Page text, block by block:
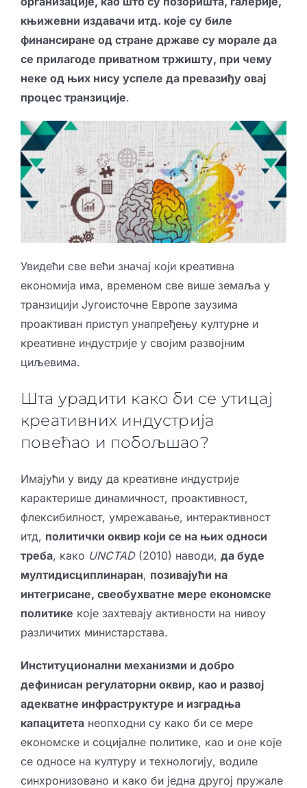
књижевни издавачи итд. које су биле
финансиране од стране државе су морале да
се прилагоде приватном тржишту, при чему
неке од њих нису успеле да превазиђу овај
процес транзиције.
Увидећи све већи значај који креативна
економија има, временом све више земаља у
транзицији Југоисточне Европе заузима
проактиван приступ унапређењу културне и
креативне индустрије у својим развојним
циљевима.
Шта урадити како би се утицај
креативних индустрија
повећао и побољшао?
Имајући у виду да креативне индустрије
карактерише динамичност, проактивност,
флексибилност, умрежавање, интерактивност
итд, политички оквир који се на њих односи
треба, како UNCTAD(2010) наводи, да буде
мултидисциплинаран, позивајући на
интегрисане, свеобухватне мере економске
политике које захтевају активности на нивоу
различитих министарстава.
Институционални механизми и добро
дефинисан регулаторни оквир, као и развој
адекватне инфраструктуре и изградња
капацитетанеопходни су како би се мере
економске и социјалне политике, као и оне које
се односе на културу и технологију, водиле
синхронизовано и како би једна другој пружале